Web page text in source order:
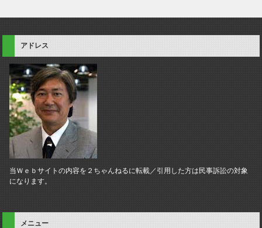
アドレス
当Ｗｅｂサイトの内容を２ちゃんねるに転載／引用した方は民事訴訟の対象
になります。
メニュー